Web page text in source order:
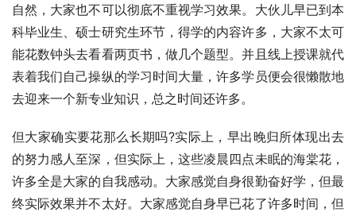
自然，大家也不可以彻底不重视学习效果。大伙儿早已到本
科毕业生、硕士研究生环节，得学的内容许多，大家不太可
能花数钟头去看看两页书，做几个题型。并且线上授课就代
表着我们自己操纵的学习时间大量，许多学员便会很懒散地
去迎来一个新专业知识，总之时间还许多。
但大家确实要花那么长期吗?实际上，早出晚归所体现出去
的努力感人至深，但实际上，这些凌晨四点未眠的海棠花，
许多全是大家的自我感动。大家感觉自身很勤奋好学，但最
终实际效果并不太好。大家感觉自身早已花了许多时间，但